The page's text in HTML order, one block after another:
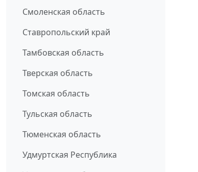
Смоленская область
Ставропольский край
Тамбовская область
Тверская область
Томская область
Тульская область
Тюменская область
Удмуртская Республика